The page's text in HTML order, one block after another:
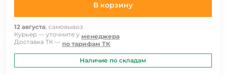
В корзину
12 августа, самовывоз
Курьер — уточните у менеджера
Доставка ТК — по тарифам ТК
Наличие по складам